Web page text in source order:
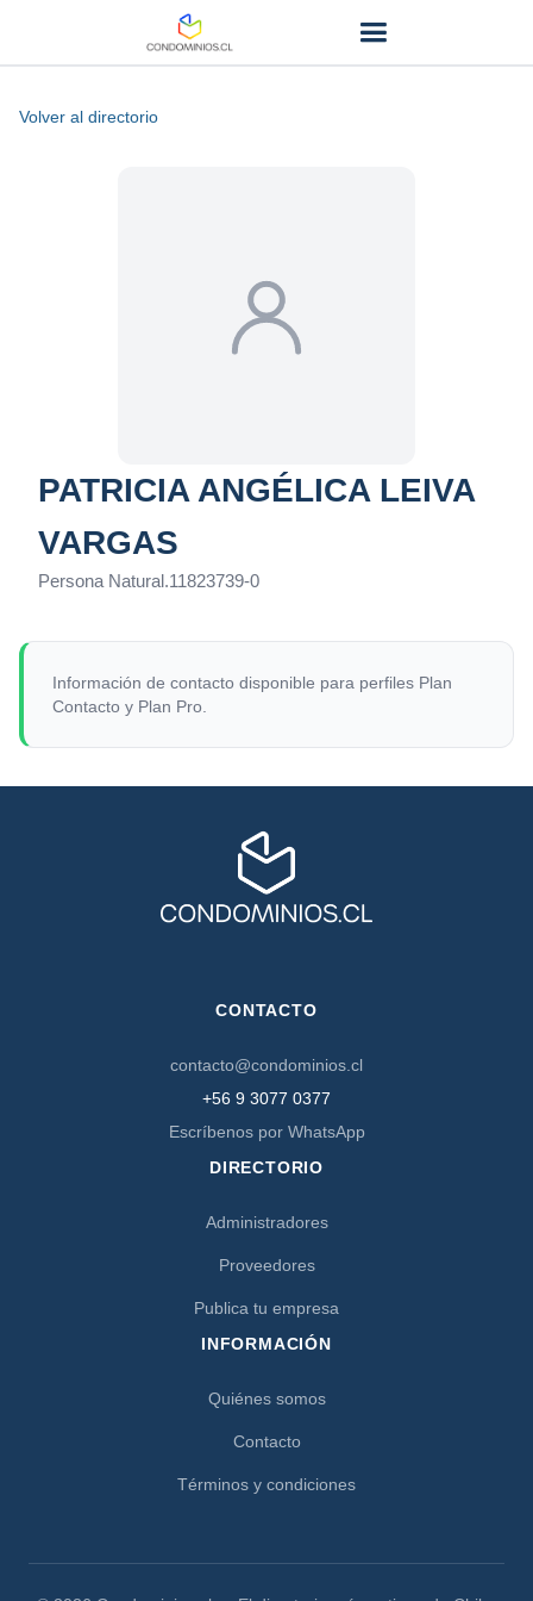
Volver al directorio
PATRICIA ANGÉLICA LEIVA
VARGAS
Persona Natural.11823739-0
Información de contacto disponible para perfiles Plan
Contacto y Plan Pro.
CONTACTO
contacto@condominios.cl
+56 9 3077 0377
Escríbenos por WhatsApp
DIRECTORIO
Administradores
Proveedores
Publica tu empresa
INFORMACIÓN
Quiénes somos
Contacto
Términos y condiciones